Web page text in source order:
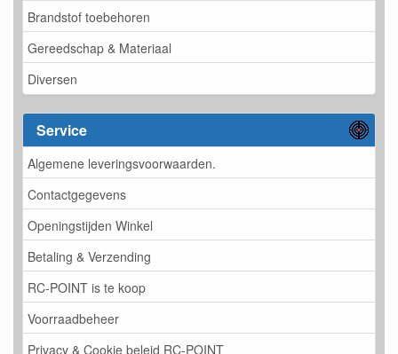
Brandstof toebehoren
Gereedschap & Materiaal
Diversen
Service
Algemene leveringsvoorwaarden.
Contactgegevens
Openingstijden Winkel
Betaling & Verzending
RC-POINT is te koop
Voorraadbeheer
Privacy & Cookie beleid RC-POINT